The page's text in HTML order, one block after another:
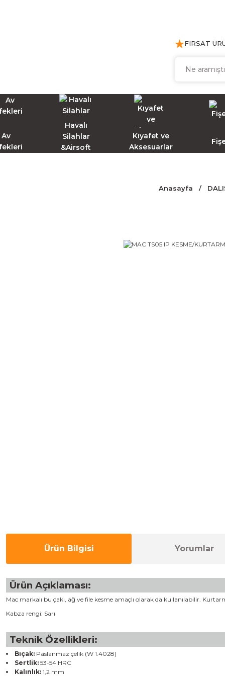
FIRSAT
Av
Havalı
Silahlar
&Airsoft
Kıyafet ve
Aksesuarlar
Anasayfa
Ürün Bilgisi Yorumlar
Ürün Açıklaması:
Mac markalı bu çakı, ağ ve file kesme amaçlı olarak da kullanılabilir.
Kabza rengi: Sarı
Teknik Özellikleri:
Bıçak: Paslanmaz çelik (W 1.4028)
Sertlik: 53-54 HRC
Kalınlık: 1,2 mm